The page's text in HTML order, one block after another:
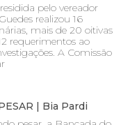
pelo vereador
realizou 16
mais de 20 oitivas
requerimentos ao
A Comissão
| Bia Pardi